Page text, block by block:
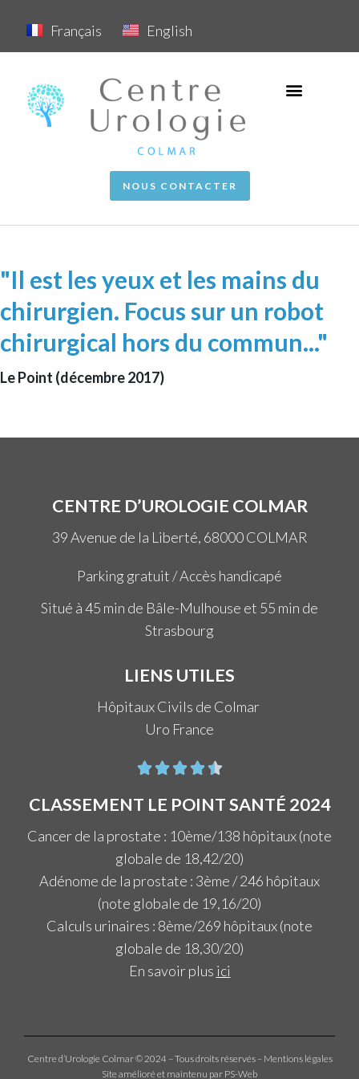
Français English
NOUS CONTACTER
"Il est les yeux et les mains du
chirurgien. Focus sur un robot
chirurgical hors du commun..."
Le Point (décembre 2017)
CENTRE D’UROLOGIE COLMAR
39 Avenue de la Liberté, 68000 COLMAR
Parking gratuit / Accès handicapé
Situé à 45 min de Bâle-Mulhouse et 55 min de
Strasbourg
LIENS UTILES
Hôpitaux Civils de Colmar
Uro France

CLASSEMENT LE POINT SANTÉ 2024
Cancer de la prostate : 10ème/138 hôpitaux (note
globale de 18,42/20)
Adénome de la prostate : 3ème / 246 hôpitaux
(note globale de 19,16/20)
Calculs urinaires : 8ème/269 hôpitaux (note
globale de 18,30/20)
En savoir plus ici
Centre d’Urologie Colmar © 2024 – Tous droits réservés – Mentions légales
Site amélioré et maintenu par PS-Web